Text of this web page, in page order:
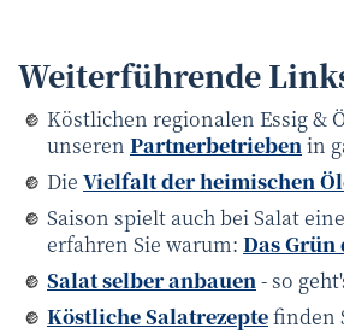
Weiterführende
Köstlichen regionalen Essig &
unseren Partnerbetriebenin
Die Vielfalt der heimischen
Saison spielt auch bei Salat
erfahren Sie warum: Das Grün
Salat selber anbauen- so
Köstliche Salatrezeptefinden